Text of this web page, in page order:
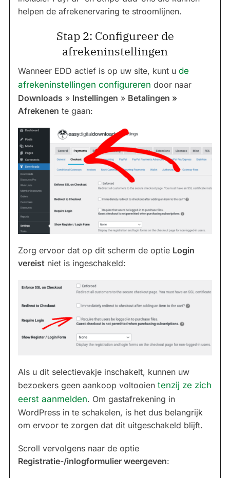
helpen de afrekenervaring te stroomlijnen.
Stap 2: Configureer de
afrekeninstellingen
Wanneer EDD actief is op uw site, kunt u de
afrekeninstellingen configureren door naar
Downloads » Instellingen » Betalingen »
Afrekenen te gaan:
Zorg ervoor dat op dit scherm de optie Login
vereist niet is ingeschakeld:
Als u dit selectievakje inschakelt, kunnen uw
bezoekers geen aankoop voltooien tenzij ze zich
eerst aanmelden. Om gastafrekening in
WordPress in te schakelen, is het dus belangrijk
om ervoor te zorgen dat dit uitgeschakeld blijft.
Scroll vervolgens naar de optie
Registratie-/inlogformulier weergeven: